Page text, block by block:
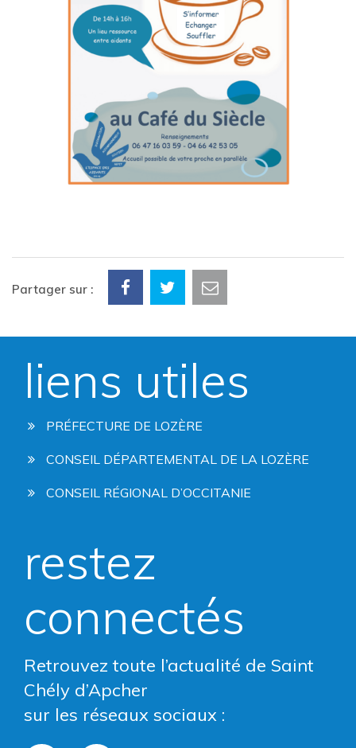
Partager sur :
liens utiles
PRÉFECTURE DE LOZÈRE
CONSEIL DÉPARTEMENTAL DE LA LOZÈRE
CONSEIL RÉGIONAL D’OCCITANIE
restez
connectés
Retrouvez toute l’actualité de Saint
Chély d’Apcher
sur les réseaux sociaux :